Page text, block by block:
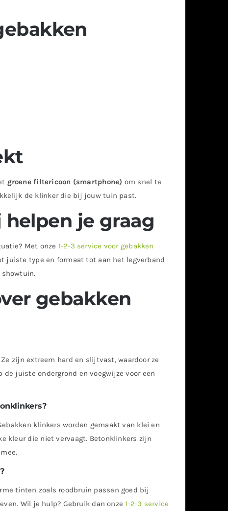
groene filtericoon (smartphone) om snel te
de klinker die bij jouw tuin past.
je graag
Met onze 1‑2‑3 service voor gebakken
juiste type en formaat tot aan het legverband
showtuin.
gebakken
zijn extreem hard en slijtvast, waardoor ze
de juiste ondergrond en voegwijze voor een
klinkers worden gemaakt van klei en
kleur die niet vervaagt. Betonklinkers zijn
tinten zoals roodbruin passen goed bij
Wil je hulp? Gebruik dan onze1‑2‑3 service